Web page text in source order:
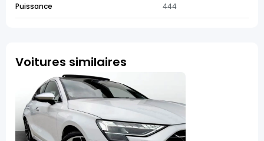
Puissance 444
Voitures similaires